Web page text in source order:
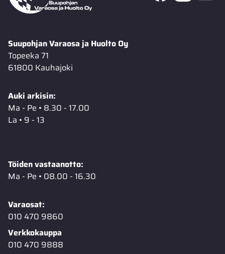
Suupohjan Varaosa ja Huolto Oy
Topeeka 71
61800 Kauhajoki
Auki arkisin:
Ma - Pe • 8.30 - 17.00
La • 9 - 13
Töiden vastaanotto:
Ma - Pe • 08.00 - 16.30
Varaosat:
010 470 9860
Verkkokauppa
010 470 9888